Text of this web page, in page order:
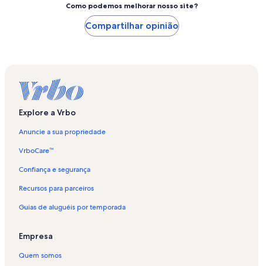
Como podemos melhorar nosso site?
Compartilhar opinião
Explore a Vrbo
Anuncie a sua propriedade
VrboCare™
Confiança e segurança
Recursos para parceiros
Guias de aluguéis por temporada
Empresa
Quem somos